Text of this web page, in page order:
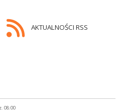
AKTUALNOŚCI RSS
08:00